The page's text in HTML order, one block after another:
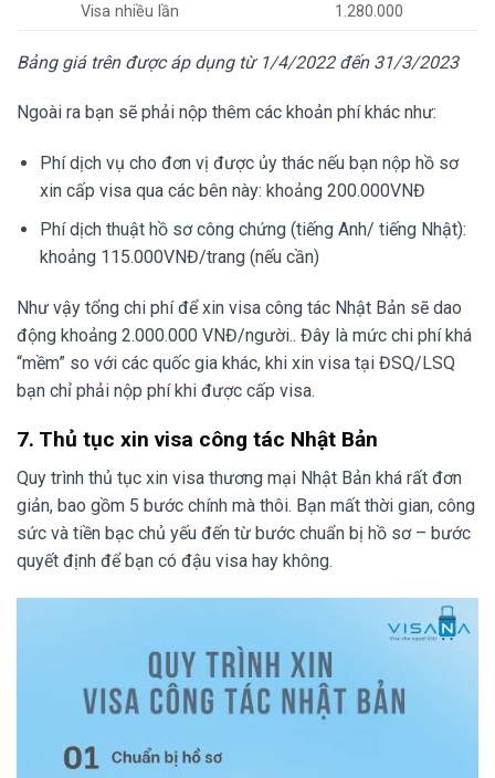
Visa nhiều lần
1.280.000
Bảng giá trên được áp dụng từ 1/4/2022 đến 31/3/2023
Ngoài ra bạn sẽ phải nộp thêm các khoản phí khác như:
Phí dịch vụ cho đơn vị được ủy thác nếu bạn nộp hồ sơ
xin cấp visa qua các bên này: khoảng 200.000VNĐ
Phí dịch thuật hồ sơ công chứng (tiếng Anh/ tiếng Nhật):
khoảng 115.000VNĐ/trang (nếu cần)
Như vậy tổng chi phí để xin visa công tác Nhật Bản sẽ dao
động khoảng 2.000.000 VNĐ/người.. Đây là mức chi phí khá
“mềm” so với các quốc gia khác, khi xin visa tại ĐSQ/LSQ
bạn chỉ phải nộp phí khi được cấp visa.
7. Thủ tục xin visa công tác Nhật Bản
Quy trình thủ tục xin visa thương mại Nhật Bản khá rất đơn
giản, bao gồm 5 bước chính mà thôi. Bạn mất thời gian, công
sức và tiền bạc chủ yếu đến từ bước chuẩn bị hồ sơ – bước
quyết định để bạn có đậu visa hay không.